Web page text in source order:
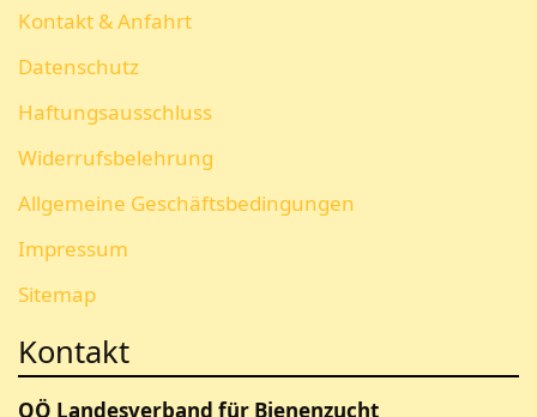
Kontakt & Anfahrt
Datenschutz
Haftungsausschluss
Widerrufsbelehrung
Allgemeine Geschäftsbedingungen
Impressum
Sitemap
Kontakt
OÖ Landesverband für Bienenzucht